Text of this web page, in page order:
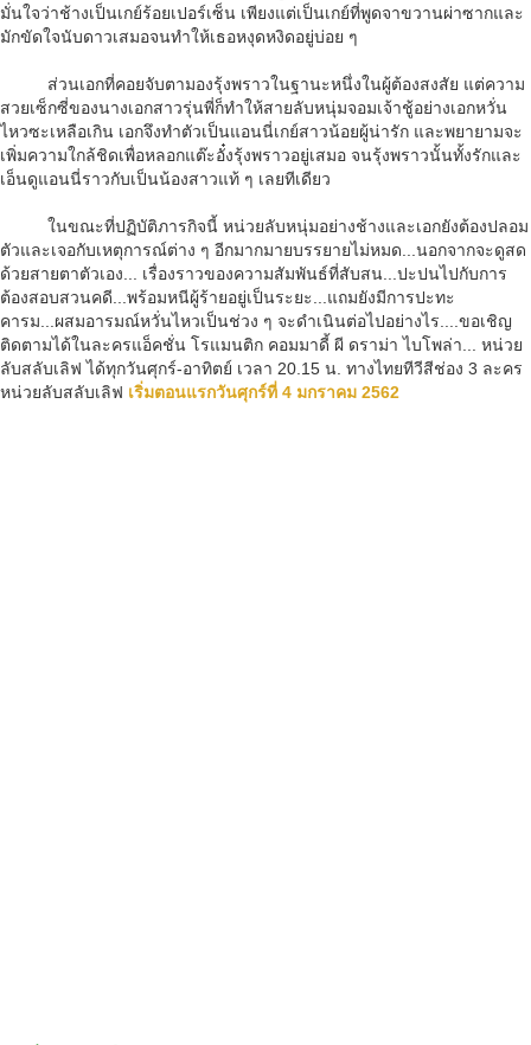
มั่นใจว่าช้างเป็นเกย์ร้อยเปอร์เซ็น เพียงแต่เป็นเกย์ที่พูดจาขวานผ่าซากและ
มักขัดใจนับดาวเสมอจนทำให้เธอหงุดหงิดอยู่บ่อย ๆ
ส่วนเอกที่คอยจับตามองรุ้งพราวในฐานะหนึ่งในผู้ต้องสงสัย แต่ความ
สวยเซ็กซี่ของนางเอกสาวรุ่นพี่ก็ทำให้สายลับหนุ่มจอมเจ้าชู้อย่างเอกหวั่น
ไหวซะเหลือเกิน เอกจึงทำตัวเป็นแอนนี่เกย์สาวน้อยผู้น่ารัก และพยายามจะ
เพิ่มความใกล้ชิดเพื่อหลอกแต๊ะอั๋งรุ้งพราวอยู่เสมอ จนรุ้งพราวนั้นทั้งรักและ
เอ็นดูแอนนี่ราวกับเป็นน้องสาวแท้ ๆ เลยทีเดียว
ในขณะที่ปฏิบัติภารกิจนี้ หน่วยลับหนุ่มอย่างช้างและเอกยังต้องปลอม
ตัวและเจอกับเหตุการณ์ต่าง ๆ อีกมากมายบรรยายไม่หมด...นอกจากจะดูสด
ด้วยสายตาตัวเอง... เรื่องราวของความสัมพันธ์ที่สับสน...ปะปนไปกับการ
ต้องสอบสวนคดี...พร้อมหนีผู้ร้ายอยู่เป็นระยะ...แถมยังมีการปะทะ
คารม...ผสมอารมณ์หวั่นไหวเป็นช่วง ๆ จะดำเนินต่อไปอย่างไร....ขอเชิญ
ติดตามได้ในละครแอ็คชั่น โรแมนติก คอมมาดี้ ผี ดราม่า ไบโพล่า... หน่วย
ลับสลับเลิฟ ได้ทุกวันศุกร์-อาทิตย์ เวลา 20.15 น. ทางไทยทีวีสีช่อง 3 ละคร
หน่วยลับสลับเลิฟ เริ่มตอนแรกวันศุกร์ที่ 4 มกราคม 2562